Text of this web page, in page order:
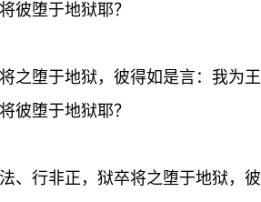
彼堕于地狱耶？
之堕于地狱，彼得如是言：我为王
彼堕于地狱耶？
、行非正，狱卒将之堕于地狱，彼